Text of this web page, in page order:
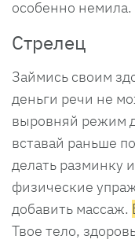
особенно немила.
Стрелец
Займись своим
деньги речи не
выровняй режим
вставай раньше
делать разминку
физические
добавить массаж.
Твое тело,